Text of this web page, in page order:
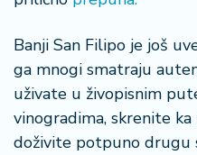
Banji San Filipo je još
ga mnogi smatraju
uživate u živopisnim
vinogradima, skrenite
doživite potpuno drugu